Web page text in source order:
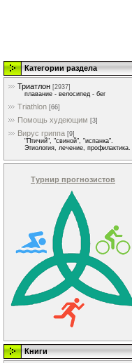
Категории раздела
Триатлон [2937]
плавание - велосипед - бег
Triathlon [66]
Помощь худеющим [3]
Вирус гриппа [9]
"Птичий", "свиной", "испанка".
Этиология, лечение, профилактика.
Турнир прогнозистов
Книги